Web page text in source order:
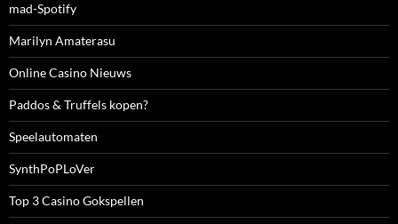
mad-Spotify
Marilyn Amaterasu
Online Casino Nieuws
Paddos & Truffels kopen?
Speelautomaten
SynthPoPLoVer
Top 3 Casino Gokspellen